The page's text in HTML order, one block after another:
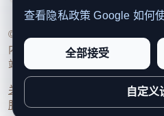
© 2026 新欧洲·欧洲头条. All
内容透明度、联系方式与用户权
站点完整度。
关于我们 编辑规范日期
服务条款联系我们
查看隐私政策 Google 如何
全部接受
自定义